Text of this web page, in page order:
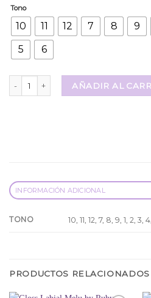
Tono
10 11 12 7 8 9
5
6
Lapiz Delineador de Labios Miss Demi
AÑADIR AL
INFORMACIÓN ADICIONAL
TONO 10, 11, 12, 7, 8, 9, 1, 2, 3,
PRODUCTOS RELACIONADOS